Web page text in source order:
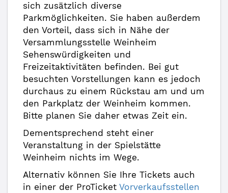
sich zusätzlich diverse
Parkmöglichkeiten. Sie haben außerdem
den Vorteil, dass sich in Nähe der
Versammlungsstelle Weinheim
Sehenswürdigkeiten und
Freizeitaktivitäten befinden. Bei gut
besuchten Vorstellungen kann es jedoch
durchaus zu einem Rückstau am und um
den Parkplatz der Weinheim kommen.
Bitte planen Sie daher etwas Zeit ein.
Dementsprechend steht einer
Veranstaltung in der Spielstätte
Weinheim nichts im Wege.
Alternativ können Sie Ihre Tickets auch
in einer der ProTicket Vorverkaufsstellen